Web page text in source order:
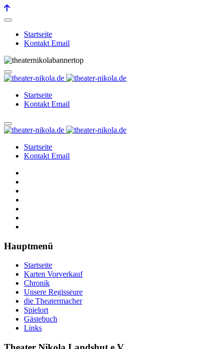
Startseite
Kontakt Email
Startseite
Kontakt Email
Startseite
Kontakt Email
Hauptmenü
Startseite
Karten Vorverkauf
Chronik
Unsere Regisseure
die Theatermacher
Spielort
Gästebuch
Links